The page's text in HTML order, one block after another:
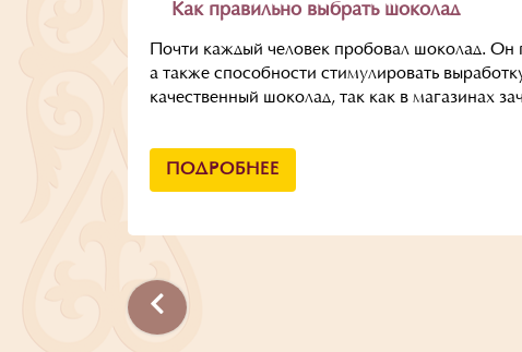
Как правильно выбрать шоколад
Почти каждый человек пробовал шоколад. Он
а также способности стимулировать
качественный шоколад, так как в магазинах
ПОДРОБНЕЕ